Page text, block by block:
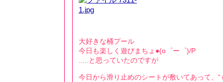
大好きな桶プール
今日も楽しく遊びまちょ●(o゜ー゜)/P
.....と思っていたのですが
今日から滑り止めのシートが敷いてあって、